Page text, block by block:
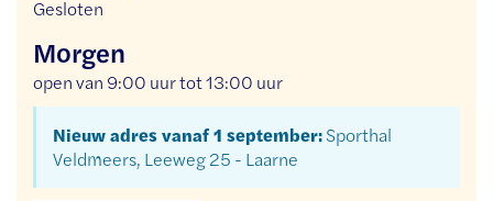
Gesloten
Morgen
open van 9:00 uurtot13:00 uur
Nieuw adres vanaf 1 september:Sporthal
Veldmeers, Leeweg 25 - Laarne